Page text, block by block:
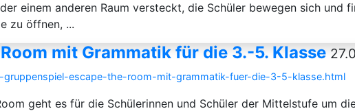
einem anderen Raum versteckt, die Schüler bewegen sich und
zu öffnen, ...
mit Grammatik für die 3.-5. Klasse
escape-the-room-mit-grammatik-fuer-die-3-5-klasse.html
geht es für die Schülerinnen und Schüler der Mittelstufe um